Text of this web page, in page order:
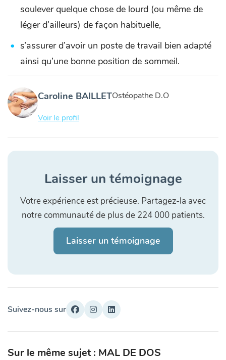
soulever quelque chose de lourd (ou même de
léger d’ailleurs) de façon habituelle,
s’assurer d’avoir un poste de travail bien adapté
ainsi qu’une bonne position de sommeil.
Caroline BAILLETOstéopathe D.O
Voir le profil
Laisser un témoignage
Votre expérience est précieuse. Partagez-la avec
notre communauté de plus de 224 000 patients.
Laisser un témoignage
Suivez-nous sur
Sur le même sujet : MAL DE DOS